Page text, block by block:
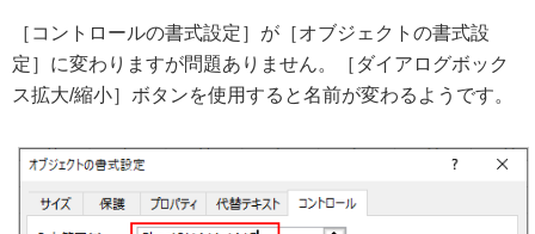
［コントロールの書式設定］が［オブジェクトの書式設
定］に変わりますが問題ありません。［ダイアログボック
ス拡大/縮小］ボタンを使用すると名前が変わるようです。